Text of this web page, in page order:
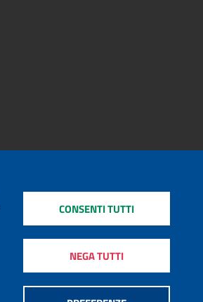
NEGA TUTTI
CONSENTI TUTTI